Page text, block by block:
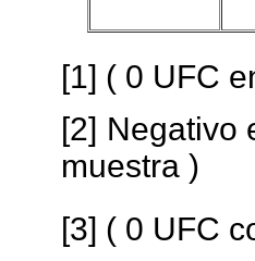
[1] ( 0 UFC
[2] Negativo
muestra )
[3] ( 0 UFC